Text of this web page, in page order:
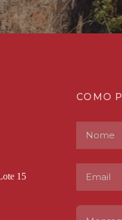
15
COMO